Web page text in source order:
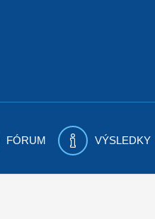
FÓRUM VÝSLEDKY